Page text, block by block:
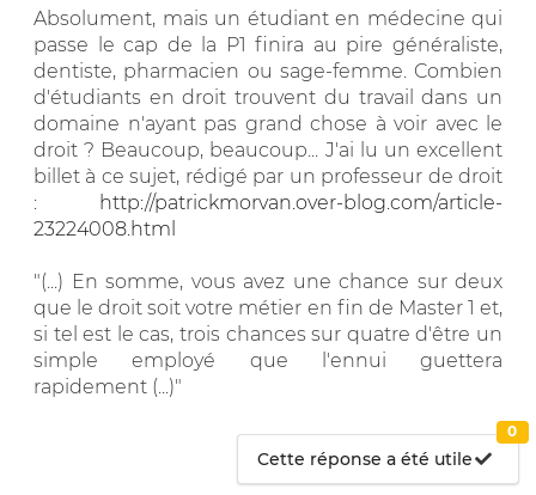
Absolument, mais un étudiant en médecine qui
passe le cap de la P1 finira au pire généraliste,
dentiste, pharmacien ou sage-femme. Combien
d'étudiants en droit trouvent du travail dans un
domaine n'ayant pas grand chose à voir avec le
droit ? Beaucoup, beaucoup... J'ai lu un excellent
billet à ce sujet, rédigé par un professeur de droit
:
http://patrickmorvan.over-blog.com/article-
23224008.html
"(...) En somme, vous avez une chance sur deux
que le droit soit votre métier en fin de Master 1 et,
si tel est le cas, trois chances sur quatre d'être un
simple employé que l'ennui guettera
rapidement (...)"
Cette réponse a été utile
0